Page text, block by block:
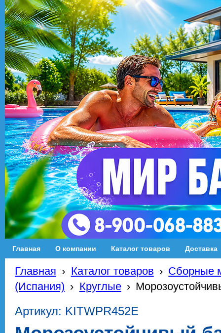
Главная О компании Каталог товаров Доставка
Главная › Каталог товаров › Сборные
(Испания) › Круглые ›
Артикул: KITWPR452E